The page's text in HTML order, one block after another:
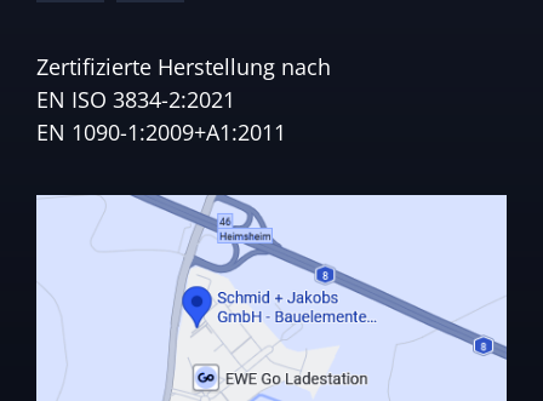
Zertifizierte Herstellung nach
EN ISO 3834-2:2021
EN 1090-1:2009+A1:2011